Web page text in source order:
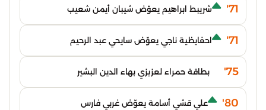
71' شريبط ابراهيم يعوّض شيبان أيمن شعيب
71' احفايظية ناجي يعوّض سايحي عبد الرحيم
75' بطاقة حمراء لعزيزي بهاء الدين البشير
80' علي قشي أسامة يعوّض غربي فارس